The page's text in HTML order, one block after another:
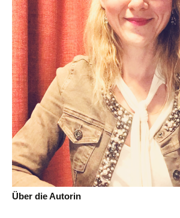
Über die Autorin